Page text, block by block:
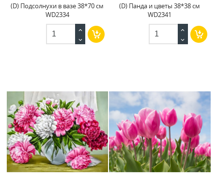
(D) Подсолнухи в вазе 38*70 см
WD2334
(D) Панда и цветы 38*38 см
WD2341